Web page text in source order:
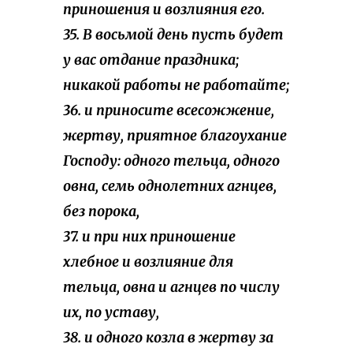
приношения и возлияния его.
35. В восьмой день пусть будет
у вас отдание праздника;
никакой работы не работайте;
36. и приносите всесожжение,
жертву, приятное благоухание
Господу: одного тельца, одного
овна, семь однолетних агнцев,
без порока,
37. и при них приношение
хлебное и возлияние для
тельца, овна и агнцев по числу
их, по уставу,
38. и одного козла в жертву за